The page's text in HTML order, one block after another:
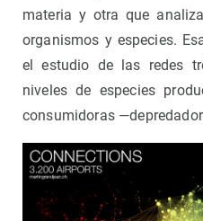
materia y otra que
organismos y especies.
el estudio de las redes
niveles de especies
consumidoras